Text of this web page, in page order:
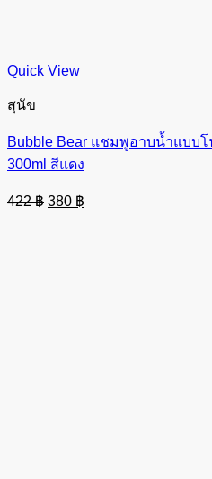
Quick View
สุนัข
Bubble Bear แชมพูอาบน้ำแบบ
300ml สีแดง
422฿ Original
price
380 ฿
price